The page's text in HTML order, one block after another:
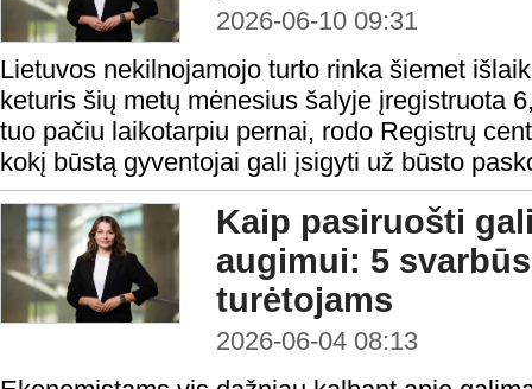
2026-06-10 09:31
Lietuvos nekilnojamojo turto rinka šiemet
keturis šių metų mėnesius šalyje įregistruota
tuo pačiu laikotarpiu pernai, rodo Registrų
kokį būstą gyventojai gali įsigyti už būsto
Kaip pasiruošti
augimui: 5
turėtojams
2026-06-04 08:13